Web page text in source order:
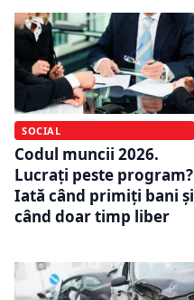
SOCIAL
Codul muncii 2026.
Lucrați peste program?
Iată când primiți bani și
când doar timp liber